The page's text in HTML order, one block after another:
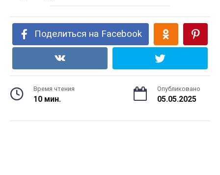
Поделиться на Facebook
Время чтения
10 мин.
Опубликовано
05.05.2025